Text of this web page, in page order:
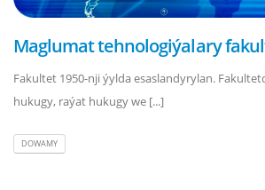
Maglumat tehnologiýalary
Fakultet 1950-nji ýylda esaslandyrylan.
hukugy, raýat hukugy we [...]
DOWAMY